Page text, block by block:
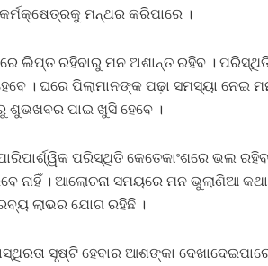
ମନ୍ଥର କରିପାରେ ।
ଲିପ୍ତ ରହିବାରୁ ମନ ଅଶାନ୍ତ ରହିବ ।
। ଘରେ ପିଲାମାନଙ୍କ ପଢ଼ା ସମସ୍ୟା ନେଇ
ଶୁଭଖବର ପାଇ ଖୁସି ହେବେ ।
ପରିସ୍ଥିତି କେତେକାଂଶରେ ଭଲ
ନାହିଁ । ଆଲୋଚନା ସମୟରେ ମନ ଭୁଲାଣିଆ
ଲାଭର ଯୋଗ ରହିଛି ।
ସୃଷ୍ଟି ହେବାର ଆଶଙ୍କା